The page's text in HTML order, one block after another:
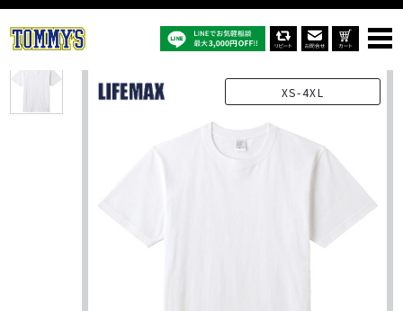
MS1161/MS1161O：5.6オンスハイグレードコットンTシャツ
XS-4XL